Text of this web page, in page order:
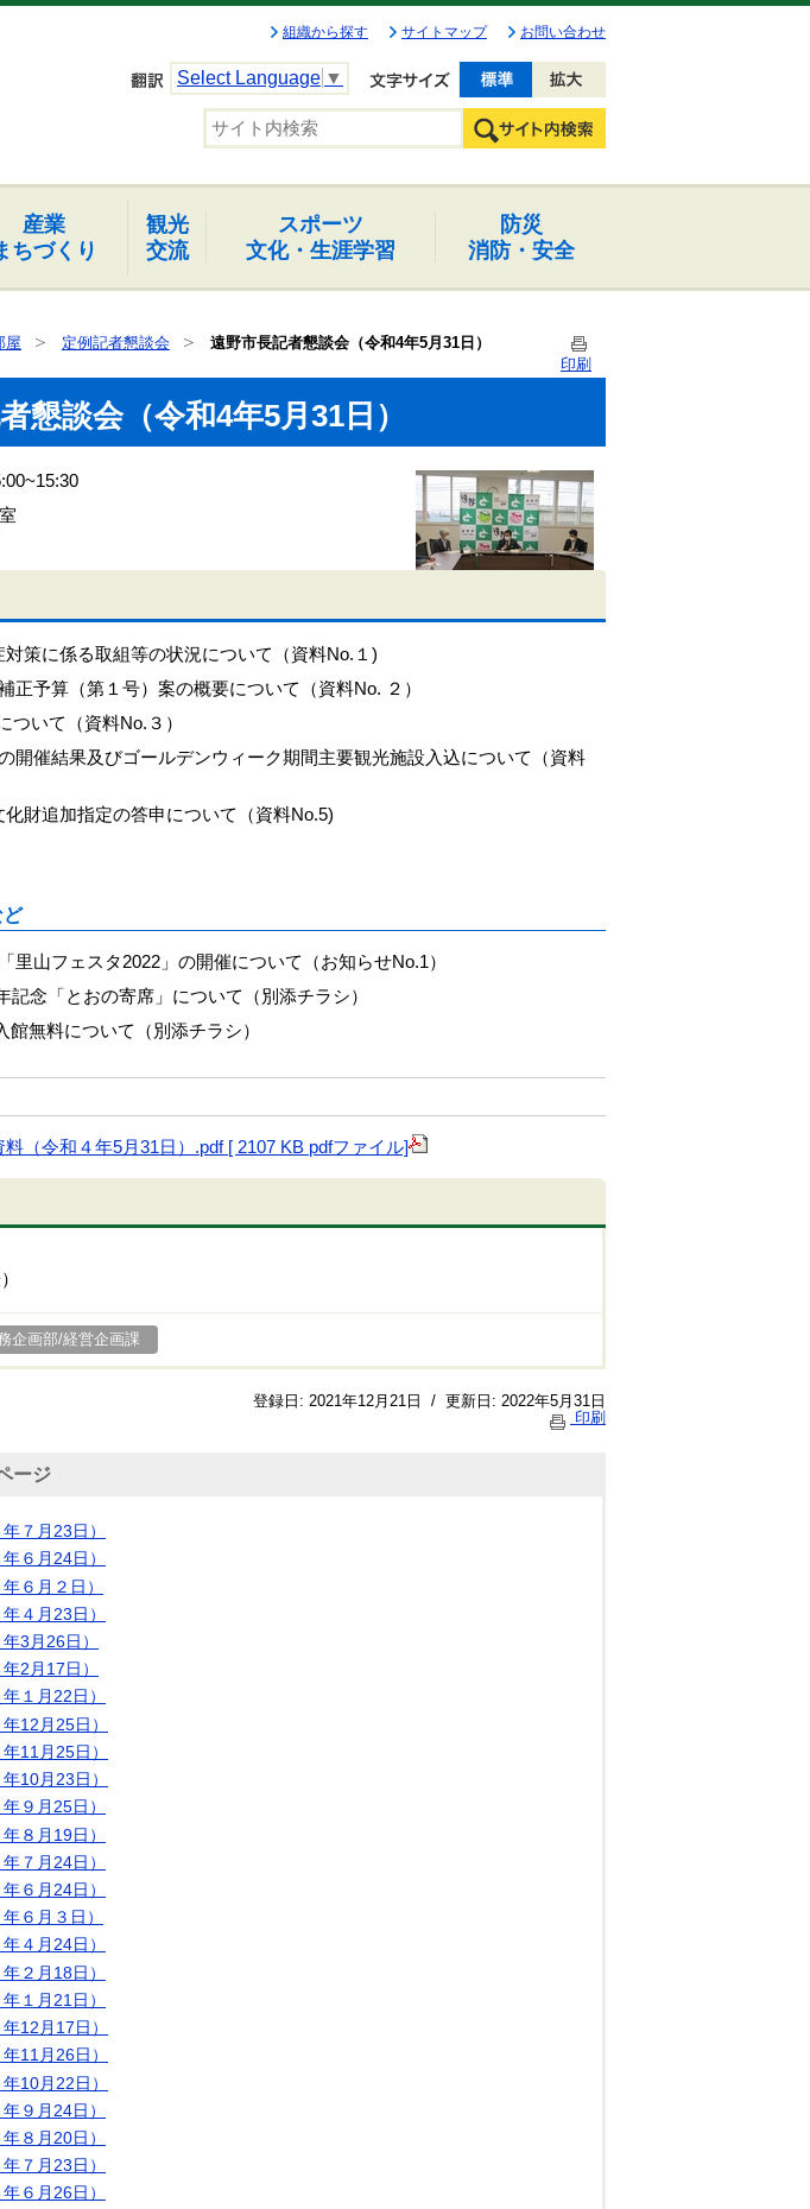
組織から探す サイトマップ お問い合わせ
Select Language ▼ 文字を小さく
産業
ちづくり
観光
交流
スポーツ
文化・生涯学習
防災
消防・安全
屋 定例記者懇談会
遠野市長記者懇談会（令和4年5月31日）
印刷
懇談会（令和4年5月31日）
策に係る取組等の状況について（資料No.１)
予算（第１号）案の概要について（資料No. ２）
いて（資料No.３）
開催結果及びゴールデンウィーク期間主要観光施設入込について（資料
財追加指定の答申について（資料No.5)
ど
里山フェスタ2022」の開催について（お知らせNo.1）
念「とおの寄席」について（別添チラシ）
無料について（別添チラシ）
（令和４年5月31日）.pdf [ 2107 KB pdfファイル]
企画部/経営企画課
登録日: 2021年12月21日 / 更新日: 2022年5月31日
印刷
ージ
７月23日）
６月24日）
６月２日）
４月23日）
3月26日）
2月17日）
１月22日）
12月25日）
11月25日）
10月23日）
９月25日）
８月19日）
７月24日）
６月24日）
６月３日）
４月24日）
２月18日）
１月21日）
12月17日）
11月26日）
10月22日）
９月24日）
８月20日）
７月23日）
６月26日）